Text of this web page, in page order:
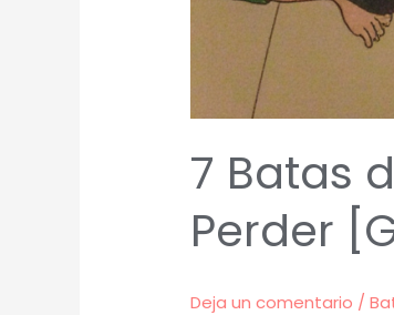
7 Batas
Perder
Deja un comentario /